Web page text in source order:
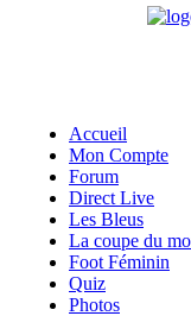
Accueil
Mon Compte
Forum
Direct Live
Les Bleus
La coupe du
Foot Féminin
Quiz
Photos